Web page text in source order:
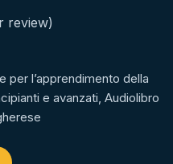
review)
per l’apprendimento della
e avanzati, Audiolibro